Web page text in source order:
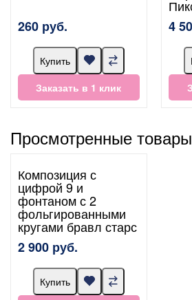
260 руб.
Купить
Заказать в 1 клик
4
Просмотренные товары
Композиция с
цифрой 9 и
фонтаном с 2
фольгированными
кругами бравл старс
2 900 руб.
Купить